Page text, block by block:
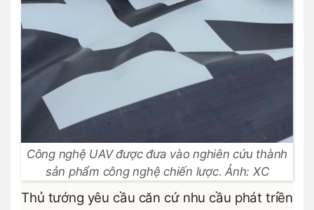
Công nghệ UAV được đưa vào nghiên cứu thành
sản phẩm công nghệ chiến lược. Ảnh: XC
Thủ tướng yêu cầu căn cứ nhu cầu phát triền